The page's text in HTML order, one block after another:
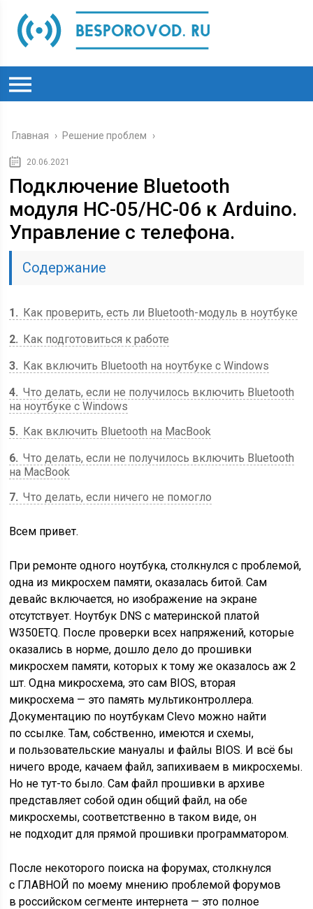
Главная › Решение проблем ›
20.06.2021
Подключение Bluetooth
модуля HC-05/HC-06 к Arduino.
Управление с телефона.
Содержание
1
Как проверить, есть ли Bluetooth-модуль в ноутбуке
2
Как подготовиться к работе
3
Как включить Bluetooth на ноутбуке с Windows
4 Что делать, если не получилось включить Bluetooth
на ноутбуке с Windows
5
Как включить Bluetooth на MacBook
6 Что делать, если не получилось включить Bluetooth
на MacBook
7 Что делать, если ничего не помогло
Всем привет.
При ремонте одного ноутбука, столкнулся с проблемой,
одна из микросхем памяти, оказалась битой. Сам
девайс включается, но изображение на экране
отсутствует. Ноутбук DNS с материнской платой
W350ETQ. После проверки всех напряжений, которые
оказались в норме, дошло дело до прошивки
микросхем памяти, которых к тому же оказалось аж 2
шт. Одна микросхема, это сам BIOS, вторая
микросхема — это память мультиконтроллера.
Документацию по ноутбукам Clevo можно найти
по ссылке. Там, собственно, имеются и схемы,
и пользовательские мануалы и файлы BIOS. И всё бы
ничего вроде, качаем файл, запихиваем в микросхемы.
Но не тут-то было. Сам файл прошивки в архиве
представляет собой один общий файл, на обе
микросхемы, соответственно в таком виде, он
не подходит для прямой прошивки программатором.
После некоторого поиска на форумах, столкнулся
с ГЛАВНОЙ по моему мнению проблемой форумов
в российском сегменте интернета — это полное